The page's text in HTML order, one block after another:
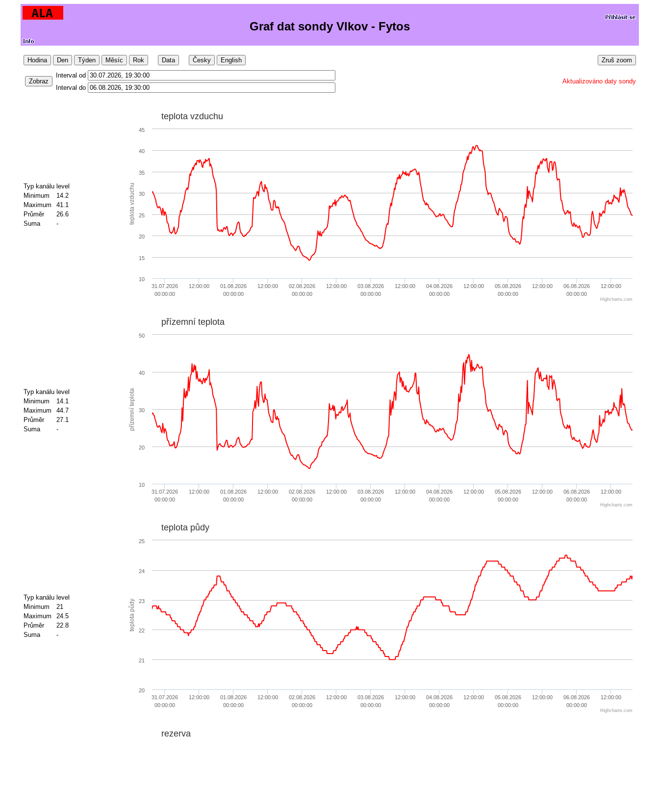
Graf dat sondy Vlkov - Fytos
Hodina Den Týden Měsíc Rok Data Česky English Zruš zoom
Zobraz
Interval od
Interval do
Aktualizováno daty sondy
Typ kanálu level
Minimum
14.2
Maximum
41.1
Průměr
26.6
Suma
- teplota vzduchu
teplota vzduchu
31.07.2026
00:00:00
12:00:00
01.08.2026
00:00:00
12:00:00
02.08.2026
00:00:00
12:00:00
03.08.2026
00:00:00
12:00:00
04.08.2026
00:00:00
12:00:00
05.08.2026
00:00:00
12:00:00
06.08.2026
00:00:00
12:00:00
10
15
20
25
30
35
40
45
Highcharts.com
Typ kanálu level
Minimum
14.1
Maximum
44.7
Průměr
27.1
Suma
- přízemní teplota
přízemní teplota
31.07.2026
00:00:00
12:00:00
01.08.2026
00:00:00
12:00:00
02.08.2026
00:00:00
12:00:00
03.08.2026
00:00:00
12:00:00
04.08.2026
00:00:00
12:00:00
05.08.2026
00:00:00
12:00:00
06.08.2026
00:00:00
12:00:00
10
20
30
40
50
Highcharts.com
Typ kanálu level
Minimum
21
Maximum
24.5
Průměr
22.8
Suma
-
teplota půdy
teplota půdy
31.07.2026
00:00:00
12:00:00
01.08.2026
00:00:00
12:00:00
02.08.2026
00:00:00
12:00:00
03.08.2026
00:00:00
12:00:00
04.08.2026
00:00:00
12:00:00
05.08.2026
00:00:00
12:00:00
06.08.2026
00:00:00
12:00:00
20
21
22
23
24
25
Highcharts.com
rezerva